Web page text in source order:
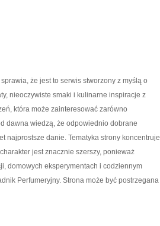
że jest to serwis stworzony z myślą o
nieoczywiste smaki i kulinarne inspiracje z
która może zainteresować zarówno
dawna wiedzą, że odpowiednio dobrane
najprostsze danie. Tematyka strony koncentruje
jest znacznie szerszy, ponieważ
domowych eksperymentach i codziennym
Perfumeryjny. Strona może być postrzegana